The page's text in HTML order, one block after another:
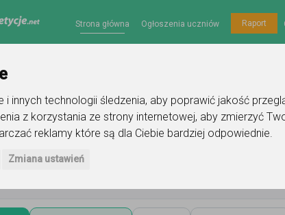
innych technologii śledzenia, aby poprawić jakość
z korzystania ze strony internetowej, aby zmierzyć
reklamy które są dla Ciebie bardziej odpowiednie.
Zmiana ustawień
Strona główna Ogłoszenia uczniów Raport